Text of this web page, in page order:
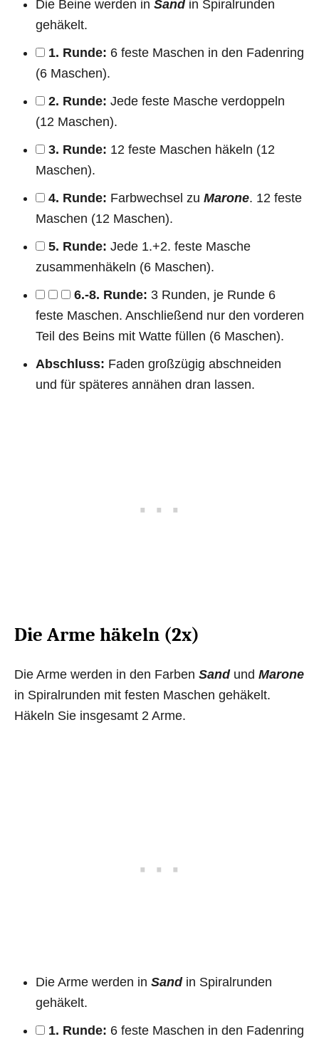
Die Beine werden in Sand in Spiralrunden
gehäkelt.
1. Runde: 6 feste Maschen in den Fadenring
(6 Maschen).
2. Runde: Jede feste Masche verdoppeln
(12 Maschen).
3. Runde: 12 feste Maschen häkeln (12
Maschen).
4. Runde: Farbwechsel zu Marone. 12 feste
Maschen (12 Maschen).
5. Runde: Jede 1.+2. feste Masche
zusammenhäkeln (6 Maschen).
6.-8. Runde: 3 Runden, je Runde 6
feste Maschen. Anschließend nur den vorderen
Teil des Beins mit Watte füllen (6 Maschen).
Abschluss: Faden großzügig abschneiden
und für späteres annähen dran lassen.
Die Arme häkeln (2x)
Die Arme werden in den Farben Sandund Marone
in Spiralrunden mit festen Maschen gehäkelt.
Häkeln Sie insgesamt 2 Arme.
Die Arme werden in Sandin Spiralrunden
gehäkelt.
1. Runde: 6 feste Maschen in den Fadenring